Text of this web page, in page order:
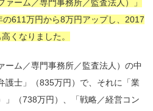
ァーム／専門事務所／監査法人）」
611万円から8万円アップし、2017
くなりました。
ーム／専門事務所／監査法人）の中
護士」（835万円）で、それに「業
」（738万円）、「戦略／経営コン